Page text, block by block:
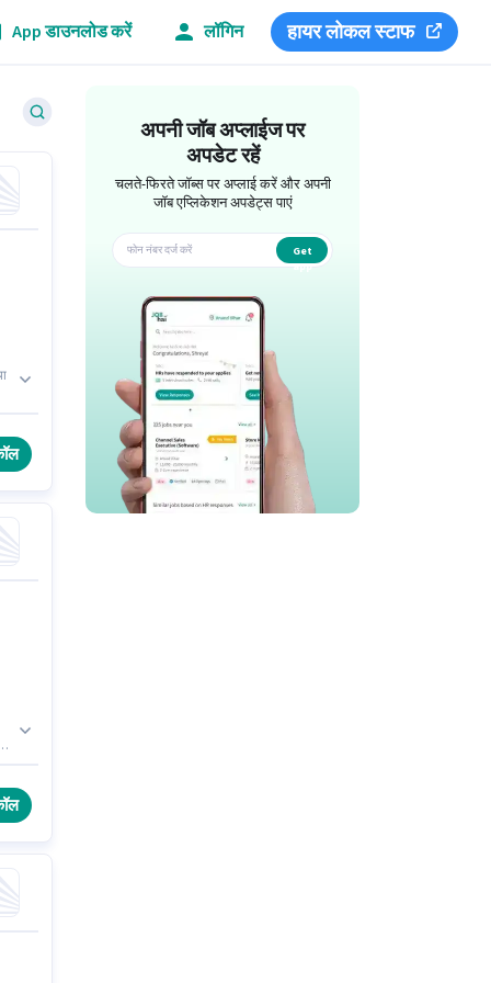
App डाउनलोड करें लॉगिन हायर लोकल स्टाफ
अपनी जॉब अप्लाईज पर
अपडेट रहें
चलते-फिरते जॉब्स पर अप्लाई करें और अपनी
जॉब एप्लिकेशन अपडेट्स पाएं
Get
app